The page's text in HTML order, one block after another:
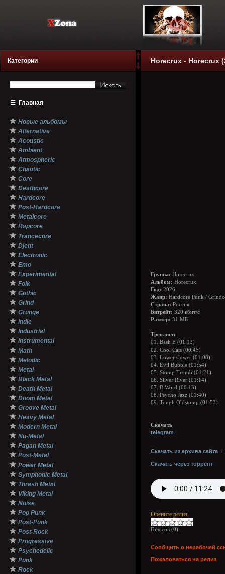
Категории
☰ Главная
★ Новые альбомы
★ Alternative
★ Acoustic
★ Ambient
★ Atmospheric
★ Chaotic
★ Core
★ Deathcore
★ Hardcore
★ Post-Hardcore
★ Metalcore
★ Rapcore
★ Trancecore
★ Djent
★ Electronic
★ Emo
★ Experimental
★ Folk
★ Gothic
★ Grind
★ Grunge
★ Indie
★ Industrial
★ Instrumental
★ Math
★ Melodic
★ Metal
★ Black Metal
★ Death Metal
★ Doom Metal
★ Groove Metal
★ Heavy Metal
★ Modern Metal
★ Nu-Metal
★ Pagan Metal
★ Post-Metal
★ Power Metal
★ Symphonic Metal
★ Thrash Metal
★ Viking Metal
★ Noise
★ Pop Punk
★ Post-Punk
★ Post-Rock
★ Progressive
★ Psychedelic
★ Punk
★ Rock
Horecrux - Horecrux
Группа: Horecrux
Альбом: Horecrux
Год: 2026
Жанр: Hardcore Punk /
Страна: Россия
Битрейт: 320 кбит/с
Размер: 31 МБ
Треклист:
01. Bash E (01:13)
02. Cool Cats (00:45)
03. Lower slower (01:08)
04. Evil Bubble (01:54)
05. Stomp Tromb (01:21)
06. Sliver River (01:14)
07. B Word (00:13)
08. Psycho Jazz (01:40)
09. Tough Oldstomp (01:53)
Скачать
telegram
Скачать из архива сайта /
Скачать через торрент
Оцените релиз
Голосов (0)
Сообщить о нерабочей
Пожаловаться на релиз